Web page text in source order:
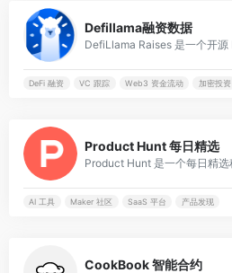
Defillama融资数据
DeFi 融资 VC 跟踪 Web3 资金流动 加密投资
Product Hunt 每日精选
AI 工具 Maker 社区 SaaS 平台 产品发现
CookBook 智能合约